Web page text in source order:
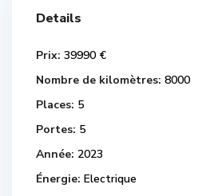
Details
Prix: 39990 €
Nombre de kilomètres: 8000
Places: 5
Portes: 5
Année: 2023
Énergie: Electrique